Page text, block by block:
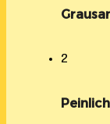
2
Peinlich